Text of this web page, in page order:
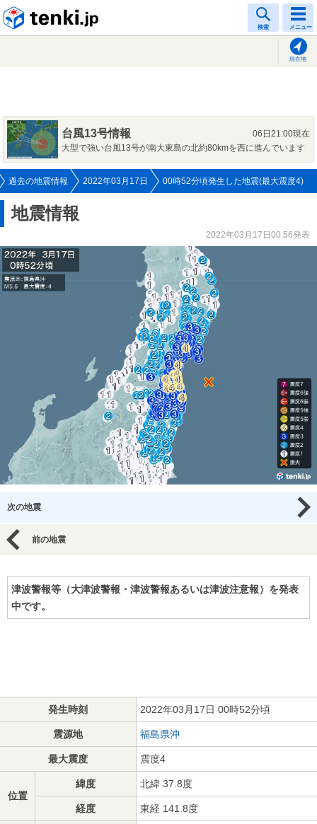
検索 メニュー
現在地
台風13号情報
06日21:00現在
大型で強い台風13号が南大東島の北約80kmを西に進んでいます
過去の地震情報 2022年03月17日 00時52分頃発生した地震(最大震度4)
地震情報
2022年03月17日00:56発表
次の地震
前の地震
津波警報等（大津波警報・津波警報あるいは津波注意報）を発表
中です。
発生時刻 2022年03月17日 00時52分頃
震源地 福島県沖
最大震度 震度4
位置
緯度 北緯 37.8度
経度 東経 141.8度